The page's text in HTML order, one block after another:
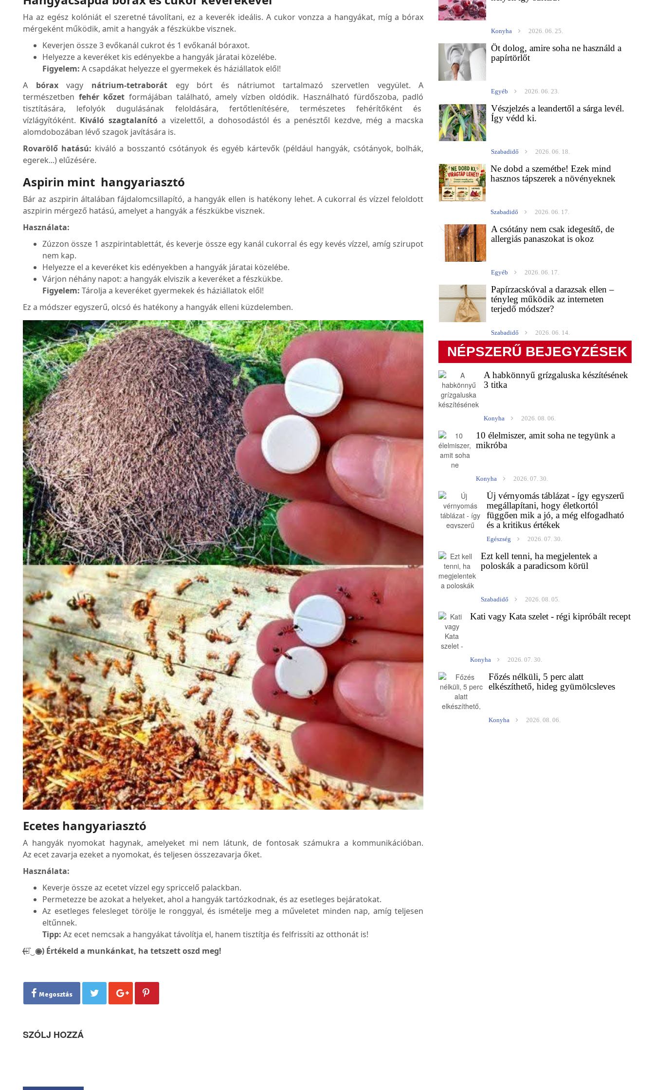
Ha az egész kolóniát el szeretné távolítani, ez a keverék ideális. A cukor vonzza a hangyákat, míg a bórax
mérgeként működik, amit a hangyák a fészkükbe visznek.
Keverjen össze 3 evőkanál cukrot és 1 evőkanál bóraxot.
Helyezze a keveréket kis edényekbe a hangyák járatai közelébe.
Figyelem: A csapdákat helyezze el gyermekek és háziállatok elől!
A bóraxvagy nátrium-tetraborát egy bórt és nátriumot tartalmazó szervetlen vegyület. A
természetben fehér kőzet formájában található, amely vízben oldódik. Használható fürdőszoba, padló
tisztítására, lefolyók dugulásának feloldására, fertőtlenítésére, természetes fehérítőként és
vízlágyítóként. Kiváló szagtalanítóa vizelettől, a dohosodástól és a penésztől kezdve, még a macska
alomdobozában lévő szagok javítására is.
Rovarölő hatású: kiváló a bosszantó csótányok és egyéb kártevők (például hangyák, csótányok, bolhák,
egerek...) elűzésére.
Aspirin mint hangyariasztó
Bár az aszpirin általában fájdalomcsillapító, a hangyák ellen is hatékony lehet. A cukorral és vízzel feloldott
aszpirin mérgező hatású, amelyet a hangyák a fészkükbe visznek.
Használata:
Zúzzon össze 1 aszpirintablettát, és keverje össze egy kanál cukorral és egy kevés vízzel, amíg szirupot
nem kap.
Helyezze el a keveréket kis edényekben a hangyák járatai közelébe.
Várjon néhány napot: a hangyák elviszik a keveréket a fészkükbe.
Figyelem: Tárolja a keveréket gyermekek és háziállatok elől!
Ez a módszer egyszerű, olcsó és hatékony a hangyák elleni küzdelemben.
Ecetes hangyariasztó
A hangyák nyomokat hagynak, amelyeket mi nem látunk, de fontosak számukra a kommunikációban.
Az ecet zavarja ezeket a nyomokat, és teljesen összezavarja őket.
Használata:
Keverje össze az ecetet vízzel egy spriccelő palackban.
Permetezze be azokat a helyeket, ahol a hangyák tartózkodnak, és az esetleges bejáratokat.
Az esetleges felesleget törölje le ronggyal, és ismételje meg a műveletet minden nap, amíg teljesen
eltűnnek.
Tipp: Az ecet nemcsak a hangyákat távolítja el, hanem tisztítja és felfrissíti az otthonát is!
(̶◉͛‿◉̶) Értékeld a munkánkat, ha tetszett oszd meg!
Megosztás
SZÓLJ HOZZÁ
Konyha 2026. 06. 25.
Öt dolog, amire soha ne használd a
papírtörlőt
Egyéb 2026. 06. 23.
Vészjelzés a leandertől a sárga levél.
Így védd ki.
Szabadidő 2026. 06. 18.
Ne dobd a szemétbe! Ezek mind
hasznos tápszerek a növényeknek
Szabadidő 2026. 06. 17.
A csótány nem csak idegesítő, de
allergiás panaszokat is okoz
Egyéb 2026. 06. 17.
Papírzacskóval a darazsak ellen –
tényleg működik az interneten
terjedő módszer?
Szabadidő 2026. 06. 14.
NÉPSZERŰ BEJEGYZÉSEK
A habkönnyű grízgaluska készítésének
3 titka
Konyha 2026. 08. 06.
10 élelmiszer, amit soha ne tegyünk a
mikróba
Konyha 2026. 07. 30.
Új vérnyomás táblázat - így egyszerű
megállapítani, hogy életkortól
függően mik a jó, a még elfogadható
és a kritikus értékek
Egészség 2026. 07. 30.
Ezt kell tenni, ha megjelentek a
poloskák a paradicsom körül
Szabadidő 2026. 08. 05.
Kati vagy Kata szelet - régi kipróbált recept
Konyha 2026. 07. 30.
Főzés nélküli, 5 perc alatt
elkészíthető, hideg gyümölcsleves
Konyha 2026. 08. 06.